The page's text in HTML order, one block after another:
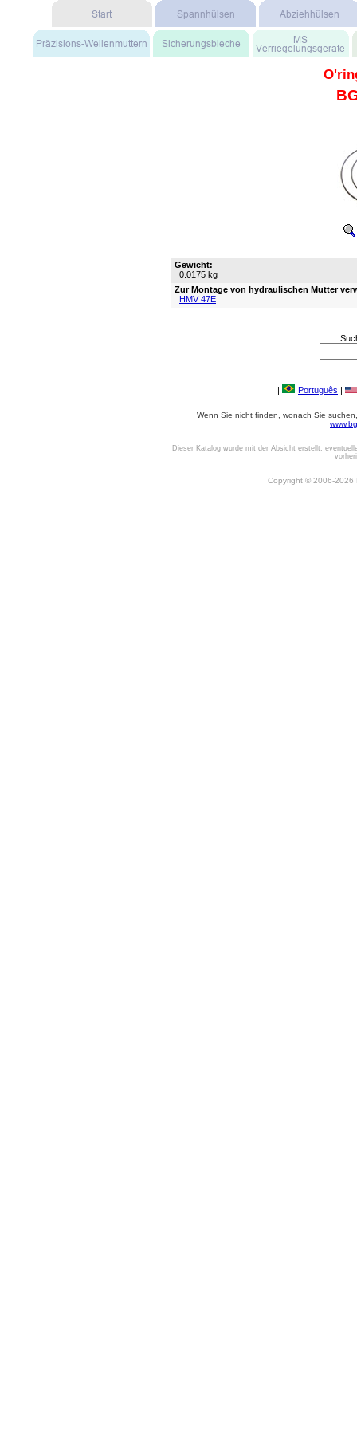
Gewicht:
0.0175 kg
Zur Montage von hydraulischen Mutter
HMV 47E
| Português |
Wenn Sie nicht finden, wonach Sie
Dieser Katalog wurde mit der Absicht erstellt,
Copyright © 2006-2026